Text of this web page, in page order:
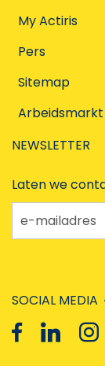
My Actiris
Pers
Sitemap
Arbeidsmarkt
NEWSLETTER
Laten we
e-mailadres
SOCIAL MEDIA